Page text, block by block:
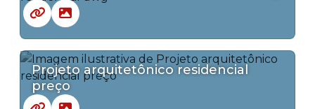
Projeto arquitetônico residencial
preço